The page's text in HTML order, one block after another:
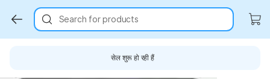
Search for products
सेल शुरू हो रही हैं